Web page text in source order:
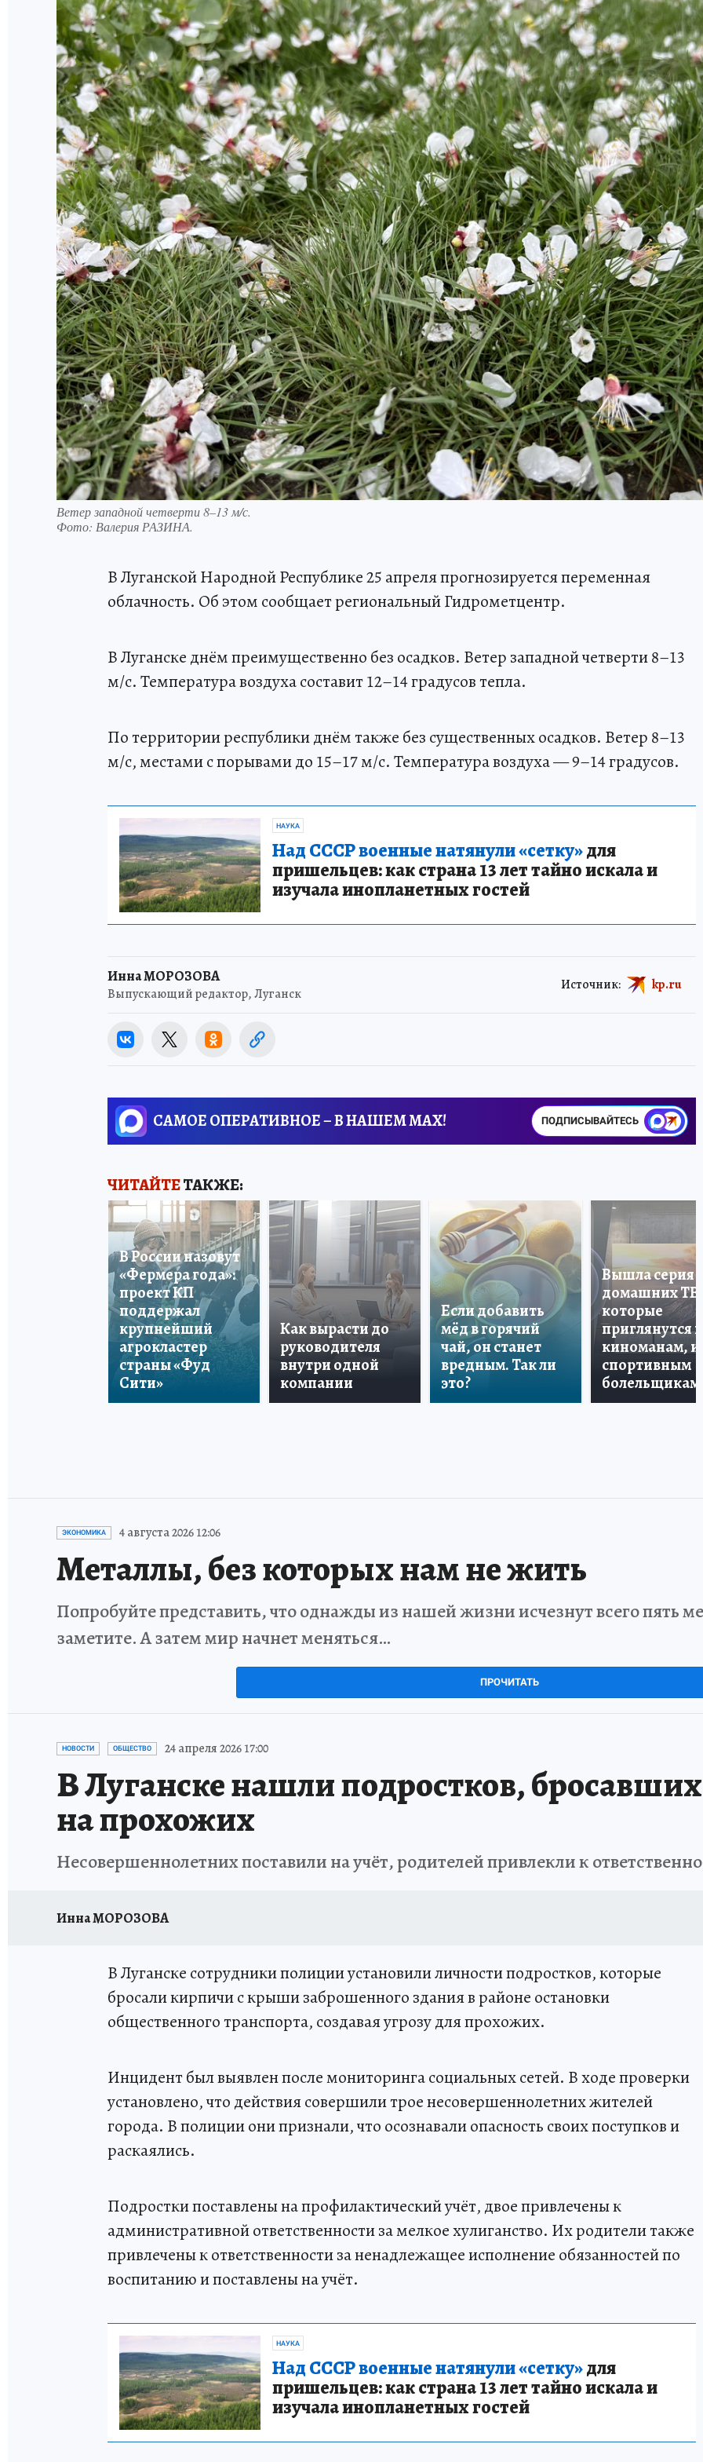
Ветер западной четверти 8–13 м/с.
Фото: Валерия РАЗИНА.
В Луганской Народной Республике 25 апреля прогнозируется переменная
облачность. Об этом сообщает региональный Гидрометцентр.
В Луганске днём преимущественно без осадков. Ветер западной четверти 8–13
м/с. Температура воздуха составит 12–14 градусов тепла.
По территории республики днём также без существенных осадков. Ветер 8–13
м/с, местами с порывами до 15–17 м/с. Температура воздуха — 9–14 градусов.
НАУКА
Над СССР военные натянули «сетку»для
пришельцев: как страна 13 лет тайно искала и
изучала инопланетных гостей
Инна МОРОЗОВА
Выпускающий редактор, Луганск
Источник: kp.ru
САМОЕ ОПЕРАТИВНОЕ – В НАШЕМ MAX! ПОДПИСЫВАЙТЕСЬ
ЧИТАЙТЕТАКЖЕ:
В России назовут
«Фермера года»:
проект КП
поддержал
крупнейший
агрокластер
страны «Фуд
Сити»
Как вырасти до
руководителя
внутри одной
компании
Если добавить
мёд в горячий
чай, он станет
вредным. Так ли
это?
Вышла серия
домашних ТВ,
которые
приглянутся и
киноманам, и
спортивным
болельщикам
ЭКОНОМИКА 4 августа 2026 12:06
Металлы, без которых нам не жить
Попробуйте представить, что однажды из нашей жизни исчезнут всего пять
заметите. А затем мир начнет меняться…
ПРОЧИТАТЬ
НОВОСТИ ОБЩЕСТВО 24 апреля 2026 17:00
В Луганске нашли подростков,
на прохожих
Несовершеннолетних поставили на учёт, родителей привлекли к
Инна МОРОЗОВА
В Луганске сотрудники полиции установили личности подростков, которые
бросали кирпичи с крыши заброшенного здания в районе остановки
общественного транспорта, создавая угрозу для прохожих.
Инцидент был выявлен после мониторинга социальных сетей. В ходе проверки
установлено, что действия совершили трое несовершеннолетних жителей
города. В полиции они признали, что осознавали опасность своих поступков и
раскаялись.
Подростки поставлены на профилактический учёт, двое привлечены к
административной ответственности за мелкое хулиганство. Их родители также
привлечены к ответственности за ненадлежащее исполнение обязанностей по
воспитанию и поставлены на учёт.
НАУКА
Над СССР военные натянули «сетку»для
пришельцев: как страна 13 лет тайно искала и
изучала инопланетных гостей